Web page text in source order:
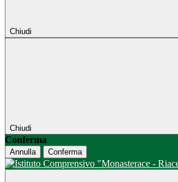
Chiudi
Chiudi
Conferma
Annulla Conferma